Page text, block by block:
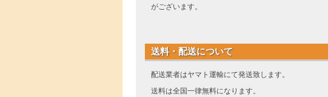
がございます。
送料・配送について
配送業者はヤマト運輸にて発送致します。
送料は全国一律無料になります。